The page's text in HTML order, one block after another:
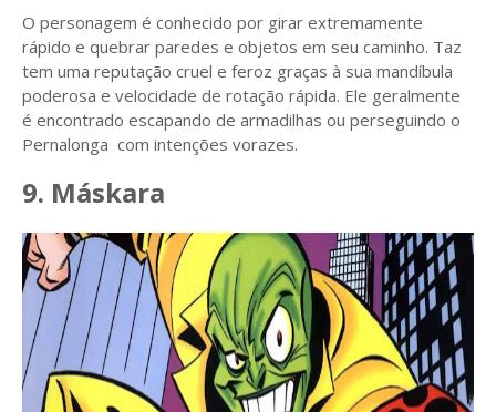
O personagem é conhecido por girar extremamente
rápido e quebrar paredes e objetos em seu caminho. Taz
tem uma reputação cruel e feroz graças à sua mandíbula
poderosa e velocidade de rotação rápida. Ele geralmente
é encontrado escapando de armadilhas ou perseguindo o
Pernalonga com intenções vorazes.
9. Máskara